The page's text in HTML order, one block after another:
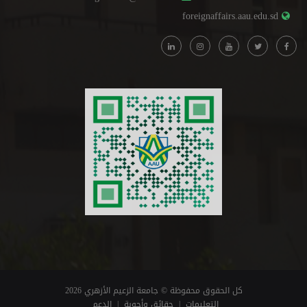
foreignaffairs.aau.edu.sd
كل الحقوق محفوظة © جامعة الزعيم الأزهري 2026